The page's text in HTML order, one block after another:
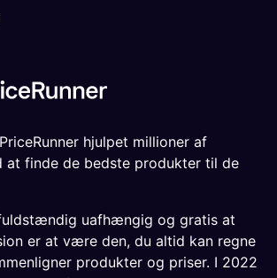
hjulpet millioner af
at finde de bedste produkter til de
uafhængig og gratis at
er at være den, du altid kan regne
produkter og priser. I 2022